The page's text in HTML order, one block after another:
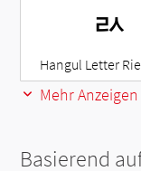
ㄽ
Hangul Letter
Mehr Anzeigen
Basierend